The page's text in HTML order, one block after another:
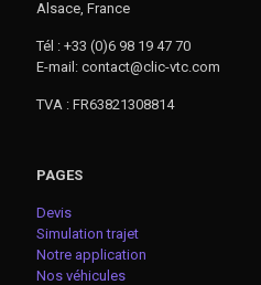
Alsace, France
Tél : +33 (0)6 98 19 47 70
E-mail: contact@clic-vtc.com
TVA : FR63821308814
PAGES
Devis
Simulation trajet
Notre application
Nos véhicules